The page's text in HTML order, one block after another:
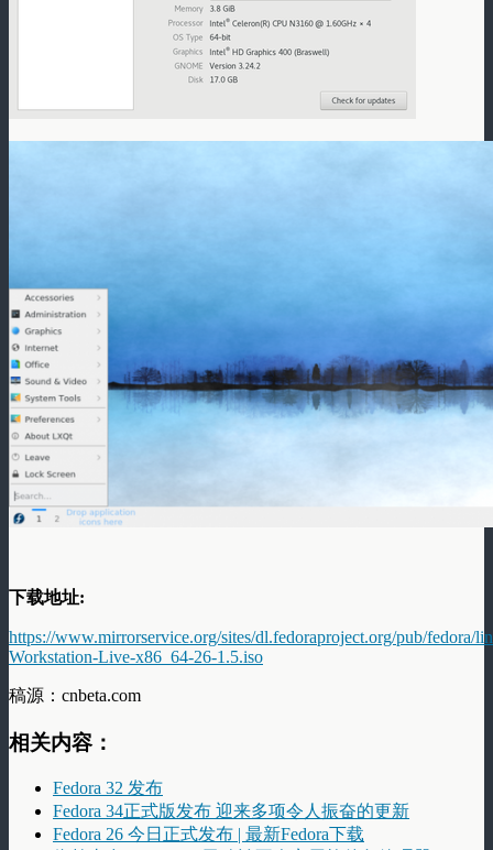
下载地址:
https://www.mirrorservice.org/sites/dl.fedoraproject.org/pub/fedora/
Workstation-Live-x86_64-26-1.5.iso
稿源：cnbeta.com
相关内容：
Fedora 32 发布
Fedora 34正式版发布 迎来多项令人振奋的更新
Fedora 26 今日正式发布 | 最新Fedora下载